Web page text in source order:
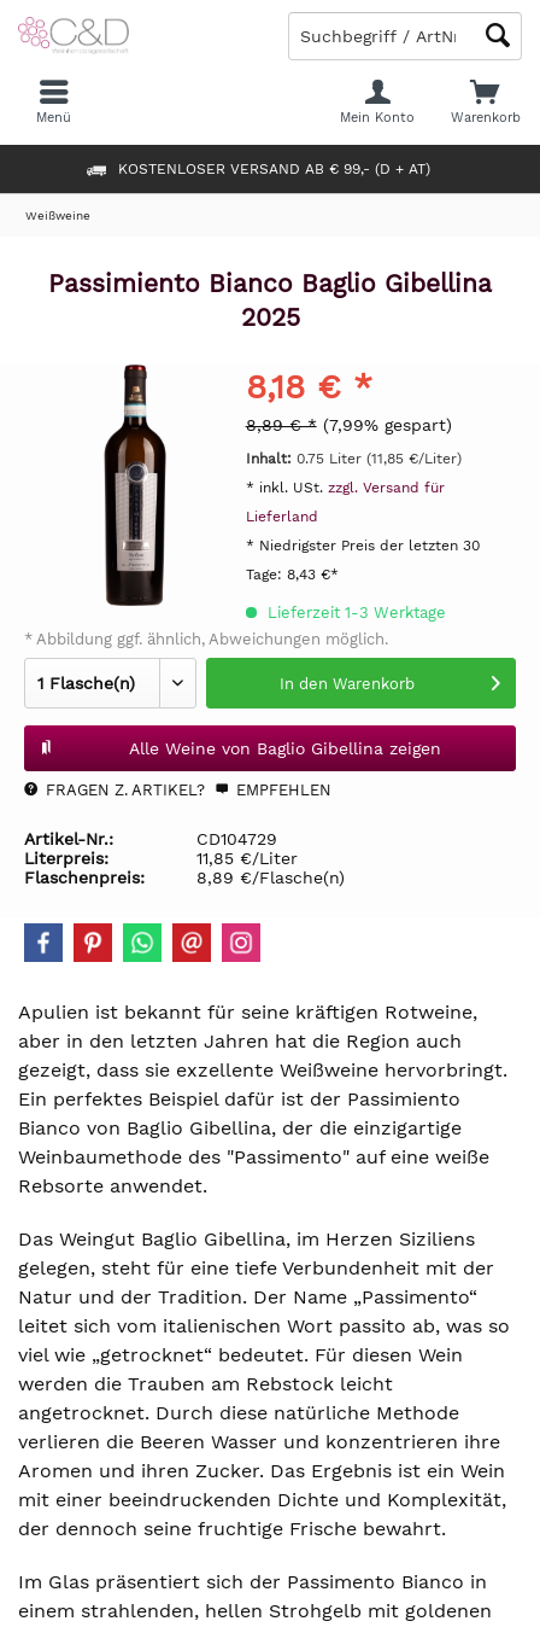
KOSTENLOSER VERSAND AB € 99,- (D + AT)
Warenkorb
Mein Konto
Menü
Weißweine
Passimiento Bianco Baglio Gibellina
2025
8,18 € *
8,89 € * (7,99% gespart)
Inhalt: 0.75 Liter (11,85 €/Liter)
* inkl. USt. zzgl. Versand für
Lieferland
* Niedrigster Preis der letzten 30
Tage: 8,43 €*
Lieferzeit 1-3 Werktage
* Abbildung ggf. ähnlich, Abweichungen möglich.
In den Warenkorb
Alle Weine von Baglio Gibellina zeigen
FRAGEN Z. ARTIKEL? EMPFEHLEN
Artikel-Nr.:
CD104729
Literpreis:
11,85 €/Liter
Flaschenpreis:
8,89 €/Flasche(n)
Apulien ist bekannt für seine kräftigen Rotweine,
aber in den letzten Jahren hat die Region auch
gezeigt, dass sie exzellente Weißweine hervorbringt.
Ein perfektes Beispiel dafür ist der Passimiento
Bianco von Baglio Gibellina, der die einzigartige
Weinbaumethode des "Passimento" auf eine weiße
Rebsorte anwendet.
Das Weingut Baglio Gibellina, im Herzen Siziliens
gelegen, steht für eine tiefe Verbundenheit mit der
Natur und der Tradition. Der Name „Passimento“
leitet sich vom italienischen Wort passito ab, was so
viel wie „getrocknet“ bedeutet. Für diesen Wein
werden die Trauben am Rebstock leicht
angetrocknet. Durch diese natürliche Methode
verlieren die Beeren Wasser und konzentrieren ihre
Aromen und ihren Zucker. Das Ergebnis ist ein Wein
mit einer beeindruckenden Dichte und Komplexität,
der dennoch seine fruchtige Frische bewahrt.
Im Glas präsentiert sich der Passimento Bianco in
einem strahlenden, hellen Strohgelb mit goldenen